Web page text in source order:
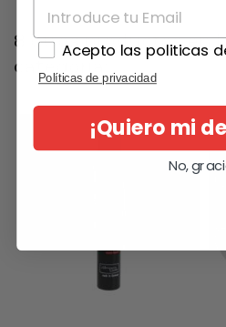
8 otros productos en
categoría:
Acepto las politicas
Políticas de privacidad
¡Quiero mi
No,